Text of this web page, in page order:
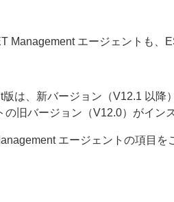
エージェントも、
は、新バージョン（V12.1 以降
旧バージョン（V12.0）がイン
エージェントの項目を